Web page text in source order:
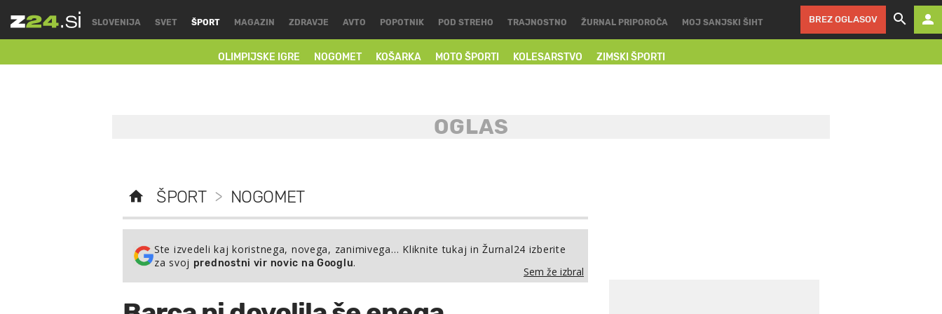
SLOVENIJA SVET ŠPORT
OLIMPIJSKE IGRE NOGOMET KOŠARKA MOTO ŠPORTI KOLESARSTVO ZIMSKI ŠPORTI
MAGAZIN ZDRAVJE AVTO POPOTNIK POD STREHO TRAJNOSTNO ŽURNAL PRIPOROČA MOJ SANJSKI ŠIHT BREZ OGLASOV
ŠPORT > NOGOMET
Ste izvedeli kaj koristnega, novega, zanimivega… Kliknite tukaj in Žurnal24 izberite
za svoj prednostni vir novic na Googlu.
Sem že izbral